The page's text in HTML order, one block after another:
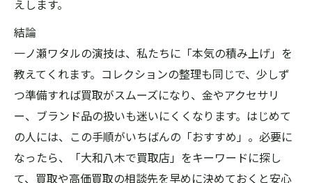
えします。
結論
一ノ瀬ワタルの演技は、私たちに「本気の積み上げ」を
教えてくれます。コレクションの整理も同じで、少しず
つ準備すれば買取がスムーズになり、金やアクセサリ
ー、ブランド品の扱いも迷いにくくなります。はじめて
の人には、この手順がいちばんの「おすすめ」。必要に
なったら、「大和八木で買取店」をキーワードに探し
て、買取や高価買取の相談先を早めに決めておくと安心